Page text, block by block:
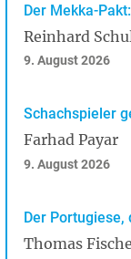
Der Mekka-
Reinhard
9. August 2026
Schachspieler
Farhad Payar
9. August 2026
Der
Thomas